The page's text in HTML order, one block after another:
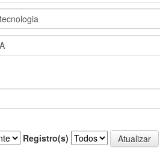
Registro(s)